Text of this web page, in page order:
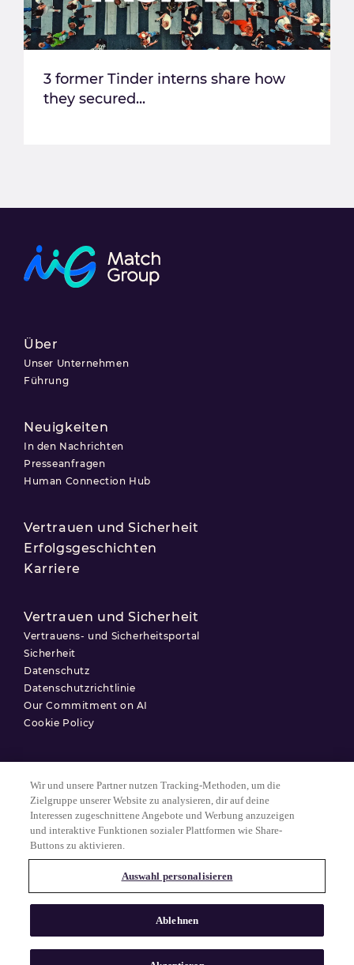
3 former Tinder interns share how
they secured...
Über
Unser Unternehmen
Führung
Neuigkeiten
In den Nachrichten
Presseanfragen
Human Connection Hub
Vertrauen und Sicherheit
Erfolgsgeschichten
Karriere
Vertrauen und Sicherheit
Vertrauens- und Sicherheitsportal
Sicherheit
Datenschutz
Datenschutzrichtlinie
Our Commitment on AI
Cookie Policy
© 2025 Match Group.
Nutzungsbedingungen
Datenschutzerklärung
Alle Rechte vorbehalten. MATCH GROUP, das MG-Logo und der MG-
Faden mit blauem Farbverlauf sind Marken der Match Group
Americas, LLC. Alle anderen Marken sind Eigentum ihrer jeweiligen
Wir und unsere Partner nutzen Tracking-Methoden, um die
Zielgruppe unserer Website zu analysieren, dir auf deine
Interessen zugeschnittene Angebote und Werbung anzuzeigen
und interaktive Funktionen sozialer Plattformen wie Share-
Buttons zu aktivieren.
Auswahl personalisieren
Ablehnen